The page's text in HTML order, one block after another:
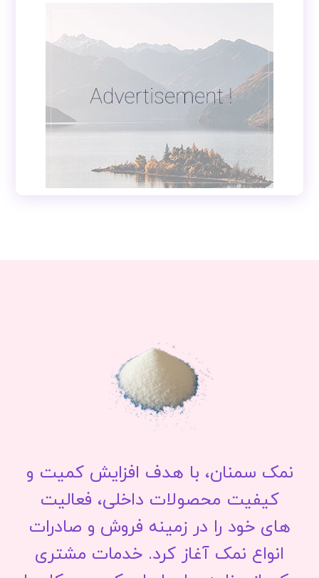
نمک سمنان، با هدف افزایش کمیت و
کیفیت محصولات داخلی، فعالیت